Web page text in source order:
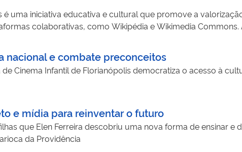
direitos, memória, cultura e justiça social. A iniciativa
a escola em um espaço de escuta, investigação e
silenciados.
é uma iniciativa educativa e cultural que promove a
colaborativas, como Wikipédia e Wikimedia
território e sua história. A iniciativa promove protagonismo
o acesso à informação, preservar a memória local
nacional e combate preconceitos
de Cinema Infantil de Florianópolis democratiza o acesso à
e mídia para reinventar o futuro
que Elen Ferreira descobriu uma nova forma de ensinar e
da Providência